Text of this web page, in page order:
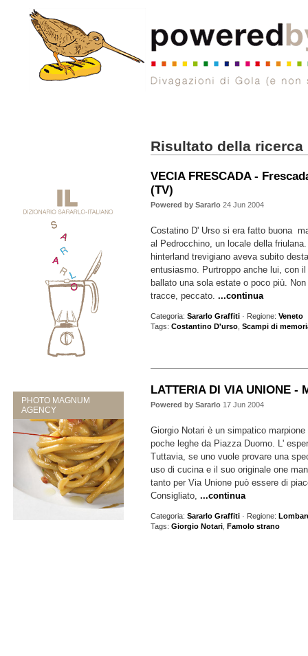
PHOTO MAGNUM
AGENCY
Risultato della ricerca
VECIA FRESCADA -
(TV)
Powered by Sararlo 24 Jun 2004
Costatino D' Urso si era fatto buona
al Pedrocchino, un locale della
hinterland trevigiano aveva subito
entusiasmo. Purtroppo anche lui, con
ballato una sola estate o poco più.
tracce, peccato....continua
Categoria:Sararlo Graffiti · Regione:Veneto
Tags:Costantino D'urso ,Scampi di
LATTERIA DI VIA UNIONE -
Powered by Sararlo 17 Jun 2004
Giorgio Notari è un simpatico
poche leghe da Piazza Duomo. L'
Tuttavia, se uno vuole provare una
uso di cucina e il suo originale one
tanto per Via Unione può essere di
Consigliato,...continua
Categoria:Sararlo Graffiti · Regione:
Tags:Giorgio Notari, Famolo strano